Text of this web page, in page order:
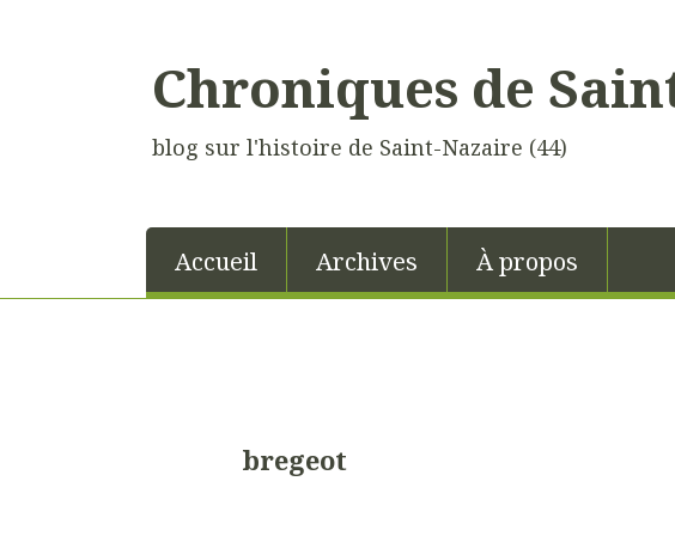
Chroniques de
blog sur l'histoire de Saint-Nazaire (44)
Accueil Archives À propos
bregeot